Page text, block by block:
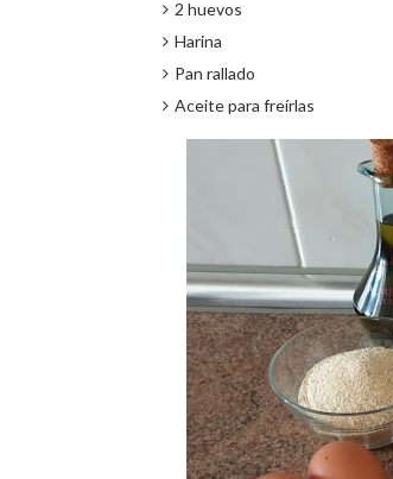
2 huevos
Harina
Pan rallado
Aceite para freírlas